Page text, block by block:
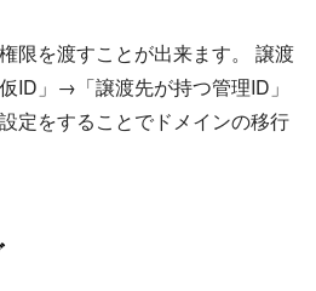
限を渡すことが出来ます。 譲渡
ID」→「譲渡先が持つ管理ID」
定をすることでドメインの移行